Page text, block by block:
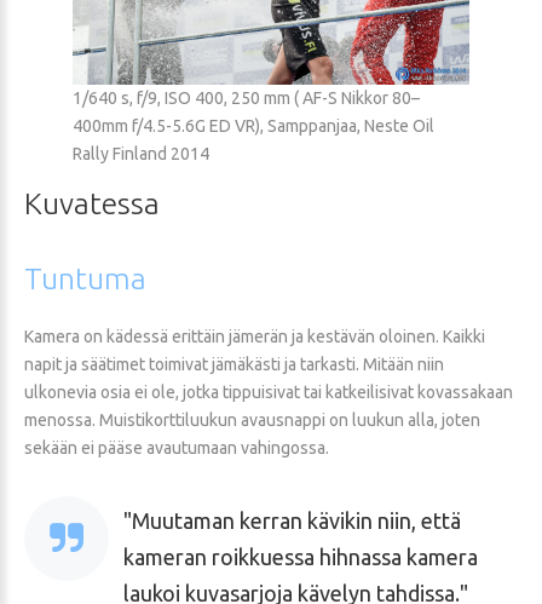
1/640 s, f/9, ISO 400, 250 mm ( AF-S Nikkor 80–
400mm f/4.5-5.6G ED VR), Samppanjaa, Neste Oil
Rally Finland 2014
Kuvatessa
Tuntuma
Kamera on kädessä erittäin jämerän ja kestävän oloinen. Kaikki
napit ja säätimet toimivat jämäkästi ja tarkasti. Mitään niin
ulkonevia osia ei ole, jotka tippuisivat tai katkeilisivat kovassakaan
menossa. Muistikorttiluukun avausnappi on luukun alla, joten
sekään ei pääse avautumaan vahingossa.
Muutaman kerran kävikin niin, että
kameran roikkuessa hihnassa kamera
laukoi kuvasarjoja kävelyn tahdissa.